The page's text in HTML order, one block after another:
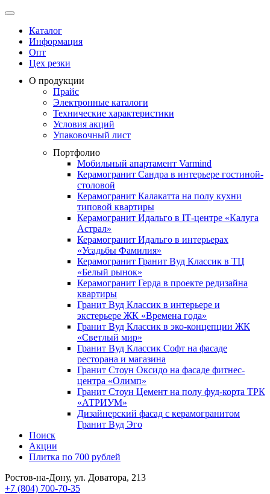
Каталог
Информация
Опт
Цех резки
О продукции
Прайс
Электронные каталоги
Технические характеристики
Условия акций
Упаковочный лист
Портфолио
Мобильный апартамент Varmind
Керамогранит Сандра в интерьере гостиной-
столовой
Керамогранит Калакатта на полу кухни
типовой квартиры
Керамогранит Идальго в IТ-центре «Калуга
Астрал»
Керамогранит Идальго в интерьерах
«Усадьбы Фамилия»
Керамогранит Гранит Вуд Классик в ТЦ
«Белый рынок»
Керамогранит Герда в проекте редизайна
квартиры
Гранит Вуд Классик в интерьере и
экстерьере ЖК «Времена года»
Гранит Вуд Классик в эко-концепции ЖК
«Светлый мир»
Гранит Вуд Классик Софт на фасаде
ресторана и магазина
Гранит Стоун Оксидо на фасаде фитнес-
центра «Олимп»
Гранит Стоун Цемент на полу фуд-корта ТРК
«АТРИУМ»
Дизайнер­ский фасад с керамогранитом
Гранит Вуд Эго
Поиск
Акции
Плитка по 700 рублей
Ростов-на-Дону, ул. Доватора, 213
+7 (804) 700-70-35